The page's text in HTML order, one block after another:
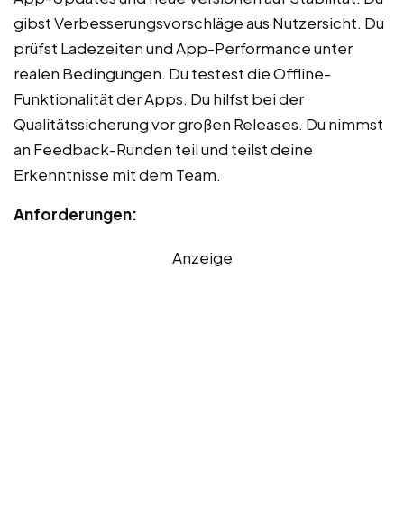
gibst Verbesserungsvorschläge aus Nutzersicht. Du
prüfst Ladezeiten und App-Performance unter
realen Bedingungen. Du testest die Offline-
Funktionalität der Apps. Du hilfst bei der
Qualitätssicherung vor großen Releases. Du nimmst
an Feedback-Runden teil und teilst deine
Erkenntnisse mit dem Team.
Anforderungen:
Anzeige